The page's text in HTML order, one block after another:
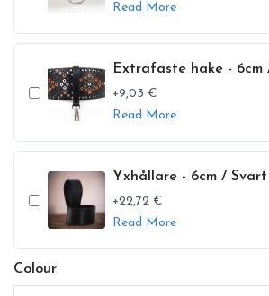
Read More
Extrafäste hake - 6cm
+9,03 €
Read More
Yxhållare - 6cm / Svart
+22,72 €
Read More
Colour